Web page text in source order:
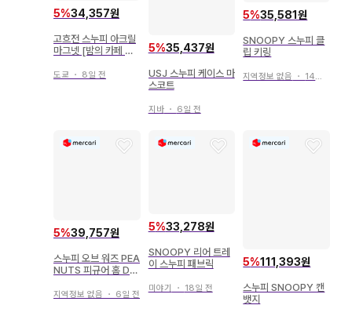
5%34,357원
고흐전 스누피 아크릴
마그넷 [밤의 카페 테
도쿄 ・ 8일 전
5%35,437원
USJ 스누피 케이스 마
스코트
지바・ 6일 전
5%35,581원
SNOOPY 스누피 클
립 키링
지역정보 없음 ・ 14일 전
5%39,757원
스누피 오브 워즈 PEA
NUTS 피규어 홈 DO
지역정보 없음 ・ 6일 전
5%33,278원
SNOOPY 리어 트레
이 스누피 패브릭
미야기 ・ 18일 전
5%111,393원
스누피 SNOOPY 캔
뱃지